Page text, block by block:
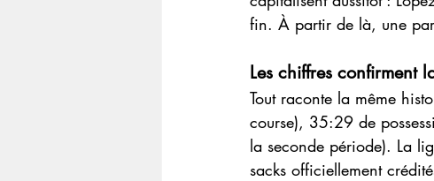
fin. À partir de là, une
Les chiffres confirment
Tout raconte la même
course), 35:29 de
la seconde période). La
sacks officiellement